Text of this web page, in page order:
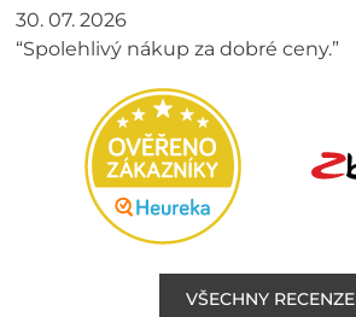
30. 07. 2026
“Spolehlivý nákup za dobré ceny.”
VŠECHNY RECENZE